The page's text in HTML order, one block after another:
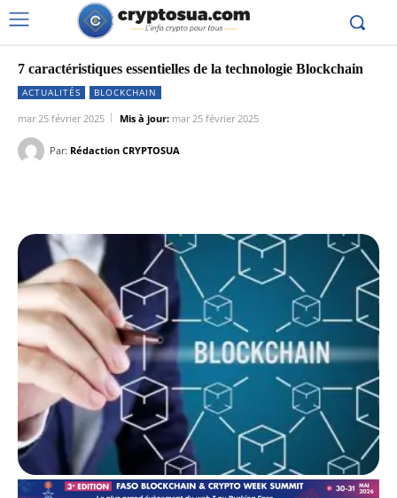
7 caractéristiques essentielles de la technologie Blockchain
ACTUALITÉS BLOCKCHAIN
mar 25 février 2025 Mis à jour: mar 25 février 2025
Par: Rédaction CRYPTOSUA